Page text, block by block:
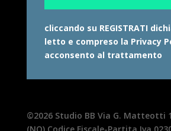
cliccando su REGISTRATI
letto e compreso la Privacy
acconsento al trattamento
©2026 Studio BB Via G. Matteotti